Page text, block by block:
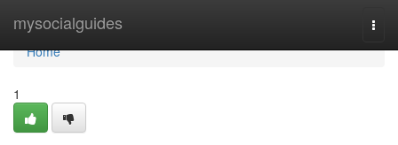
mysocialguides
Home
Home
1